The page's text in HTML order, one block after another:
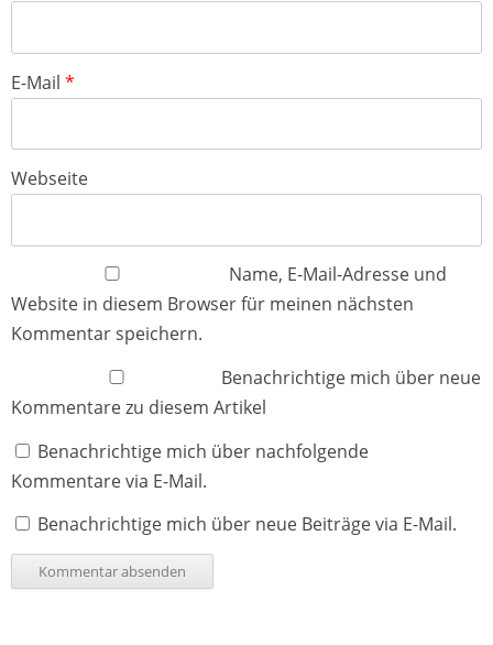
E-Mail *
Webseite
Name, E-Mail-Adresse und
Website in diesem Browser für meinen nächsten
Kommentar speichern.
Benachrichtige mich über neue
Kommentare zu diesem Artikel
Benachrichtige mich über nachfolgende
Kommentare via E-Mail.
Benachrichtige mich über neue Beiträge via E-Mail.